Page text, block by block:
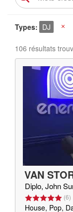
Types DJ
106 résultats
VAN
Diplo, John
(6)
House, Pop,